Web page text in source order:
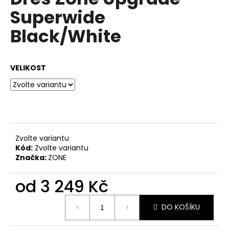
0,0
z
5
hvězdiček.
Superwide
Black/White
VELIKOST
Zvolte variantu
Kód: Zvolte variantu
Značka: ZONE
od 3 249 Kč
DO KOŠÍKU
a
j
í
?
D
o
p